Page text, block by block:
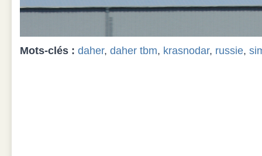
Mots-clés : daher, daher tbm, krasnodar, russie,